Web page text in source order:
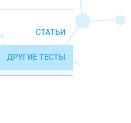
СТАТЬИ
ДРУГИЕ ТЕСТЫ